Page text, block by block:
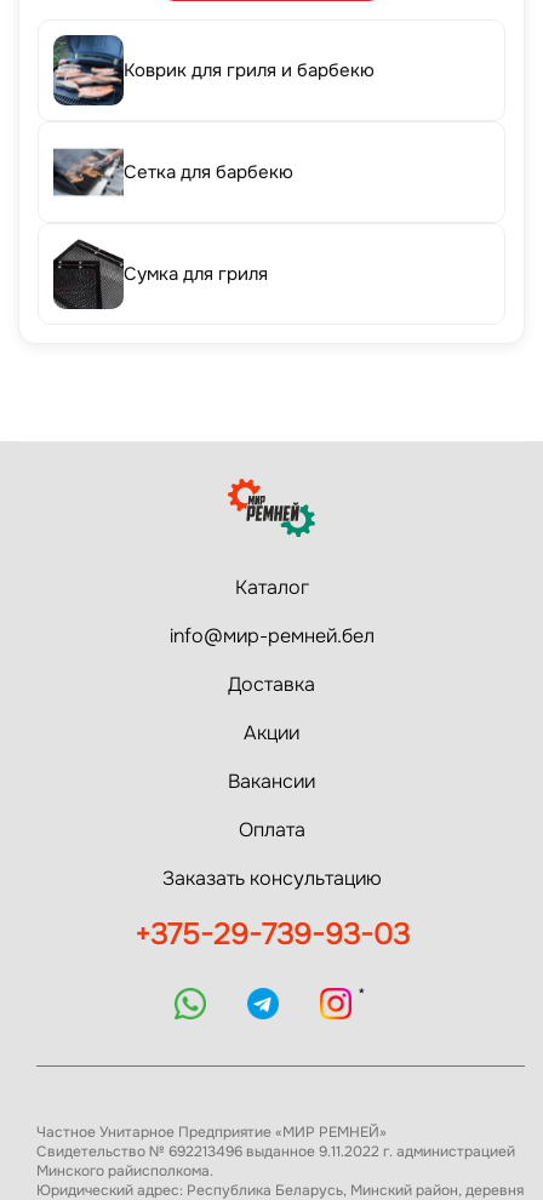
Коврик для гриля и барбекю
Сетка для барбекю
Сумка для гриля
Каталог
info@мир-ремней.бел
Доставка
Акции
Вакансии
Оплата
Заказать консультацию
+375-29-739-93-03
*
Частное Унитарное Предприятие «МИР РЕМНЕЙ»
Свидетельство № 692213496 выданное 9.11.2022 г. администрацией
Минского райисполкома.
Юридический адрес: Республика Беларусь, Минский район, деревня